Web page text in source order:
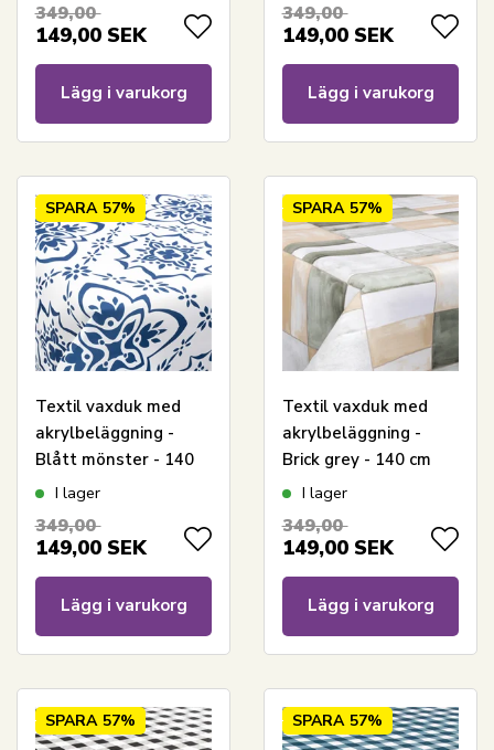
349,00
149,00 SEK
Lägg i varukorg
349,00
149,00 SEK
Lägg i varukorg
SPARA 57%
Textil vaxduk med
akrylbeläggning -
Blått mönster - 140
cm bred - Per meter
I lager
349,00
149,00 SEK
Lägg i varukorg
SPARA 57%
Textil vaxduk med
akrylbeläggning -
Brick grey - 140 cm
bred - På metervara
I lager
349,00
149,00 SEK
Lägg i varukorg
SPARA 57% SPARA 57%